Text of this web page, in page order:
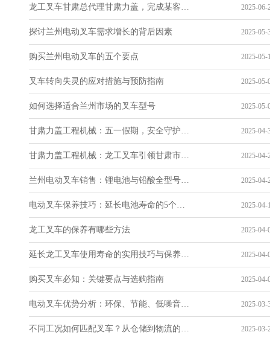
龙工叉车甘肃总代理甘肃力盖，完成某客户批量龙工叉车交付 2025-06-
探讨兰州电动叉车需求增长的背后因素 2025-05-
购买兰州电动叉车的五个要点 2025-05-
叉车转向失灵的应对措施与预防指南 2025-05-
如何选择适合兰州市场的叉车型号 2025-05-
甘肃力盖工程机械：五一假期，安全守护，服务不打烊 2025-04-
甘肃力盖工程机械：龙工叉车引领甘肃市场，专业服务铸就品牌辉煌 2025-04-
兰州电动叉车销售：锂电池与铅酸全型号可选，满足多样需求 2025-04-
电动叉车保养技巧：延长电池寿命的5个秘诀 2025-04-
龙工叉车的保养有哪些方法 2025-04-
延长龙工叉车使用寿命的实用技巧与保养指南 2025-04-
购买叉车必知：关键要点与选购指南 2025-04-
电动叉车优势分析：环保、节能、低噪音的特点 2025-03-
不同工况如何匹配叉车？从仓储到物流的解决方案 2025-03-